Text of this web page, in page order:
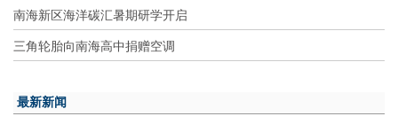
南海新区海洋碳汇暑期研学开启
三角轮胎向南海高中捐赠空调
最新新闻